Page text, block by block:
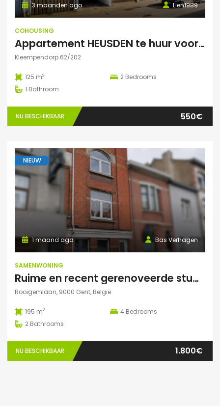
Lien1989
3 maanden ago
COHOUSING
Appartement HEUSDEN te huur voor COHOUSING
Kleempendorp 62/202
125 m2 2 Bedrooms
1 Bathroom
NU BESCHIKBAAR 550€
NIEUW
Bas Verhagen
1 maand ago
SAMENWONING
Ruime en recent gerenoveerde studentenwoning op toplocatie in Gent
Rooigemlaan, 9000 Gent, België
195 m2 4 Bedrooms
2 Bathrooms
NU BESCHIKBAAR 1.800€